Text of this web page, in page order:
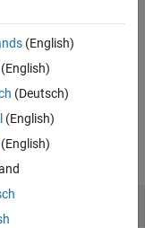
)removes the points
(English)
(Deutsch)
(English)
(English)